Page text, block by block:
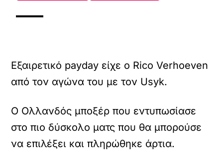
Εξαιρετικό payday είχε ο Rico Verhoeven
από τον αγώνα του με τον Usyk.
Ο Ολλανδός μποξέρ που εντυπωσίασε
στο πιο δύσκολο ματς που θα μπορούσε
να επιλέξει και πληρώθηκε άρτια.